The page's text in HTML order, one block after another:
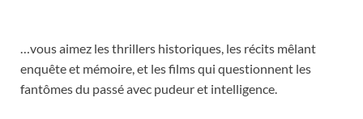
…vous aimez les thrillers historiques, les récits mêlant
enquête et mémoire, et les films qui questionnent les
fantômes du passé avec pudeur et intelligence.